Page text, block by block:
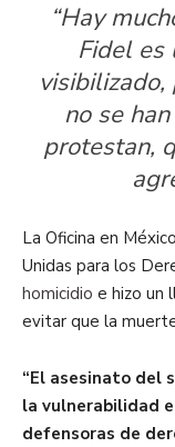
“Hay
Fidel es
visibilizado,
no se
protestan,
La Oficina en
Unidas para los
homicidio e hizo un
evitar que la
“El asesinato del
la vulnerabilidad
defensoras de